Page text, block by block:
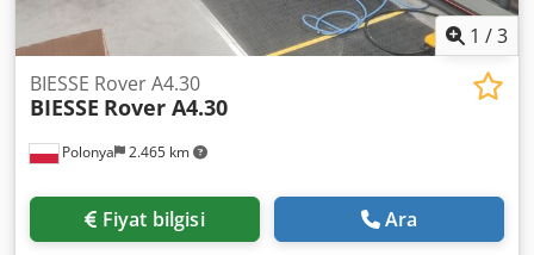
1 /3
Polonya 2.465 km
BIESSE Rover A4.30
BIESSE Rover A4.30
Fiyat bilgisi Ara